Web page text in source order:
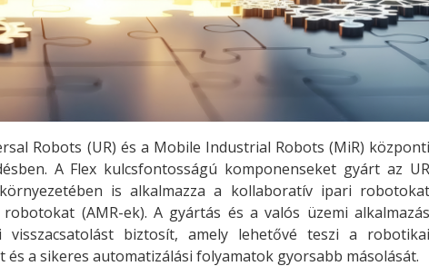
Robots (UR) és a Mobile Industrial Robots (MiR) központi
A Flex kulcsfontosságú komponenseket gyárt az UR
is alkalmazza a kollaboratív ipari robotokat
(AMR-ek). A gyártás és a valós üzemi alkalmazás
visszacsatolást biztosít, amely lehetővé teszi a robotikai
a sikeres automatizálási folyamatok gyorsabb másolását.